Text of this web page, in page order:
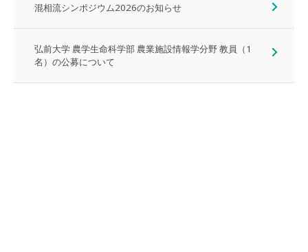
混相流シンポジウム2026のお知らせ
弘前大学 農学生命科学部 農業施設情報学分野 教員（1
名）の公募について